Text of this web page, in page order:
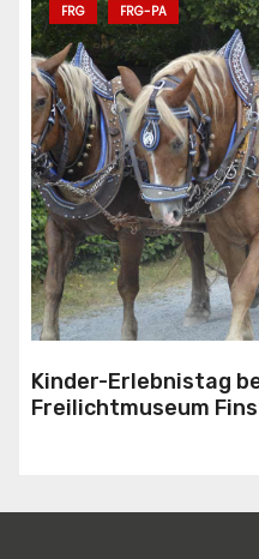
FRG FRG-PA
Kinder-Erlebnistag
Freilichtmuseum